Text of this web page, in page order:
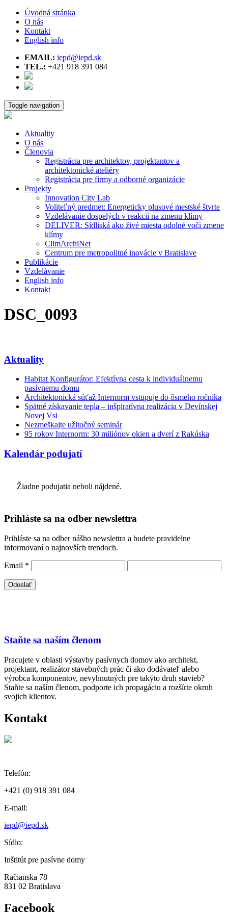
Úvodná stránka
O nás
Kontakt
English info
EMAIL: iepd@iepd.sk
TEL.: +421 918 391 084
Toggle navigation
Aktuality
O nás
Členovia
Registrácia pre architektov, projektantov a
architektonické ateliéry
Registrácia pre firmy a odborné organizácie
Projekty
Innovation City Lab
Voliteľný predmet: Energeticky plusové mestské štvrte
Vzdelávanie dospelých v reakcii na zmenu klímy
DELIVER: Sídliská ako živé miesta odolné voči zmene
klímy
ClimArchiNet
Centrum pre metropolitné inovácie v Bratislave
Publikácie
Vzdelávanie
English info
Kontakt
DSC_0093
Aktuality
Habitat Konfigurátor: Efektívna cesta k individuálnemu
pasívnemu domu
Architektonická súťaž Internorm vstupuje do ôsmeho ročníka
Spätné získavanie tepla – inšpiratívna realizácia v Devínskej
Novej Vsi
Nezmeškajte užitočný seminár
95 rokov Internorm: 30 miliónov okien a dverí z Rakúska
Kalendár podujatí
Žiadne podujatia neboli nájdené.
Prihláste sa na odber newslettra
Prihláste sa na odber nášho newslettra a budete pravidelne
informovaní o najnovších trendoch.
Email *
Staňte sa naším členom
Pracujete v oblasti výstavby pasívnych domov ako architekt,
projektant, realizátor stavebných prác či ako dodávateľ alebo
výrobca komponentov, nevyhnutných pre takýto druh stavieb?
Staňte sa naším členom, podporte ich propagáciu a rozšírte okruh
svojich klientov.
Kontakt
Telefón:
+421 (0) 918 391 084
E-mail:
iepd@iepd.sk
Sídlo:
Inštitút pre pasívne domy
Račianska 78
831 02 Bratislava
Facebook